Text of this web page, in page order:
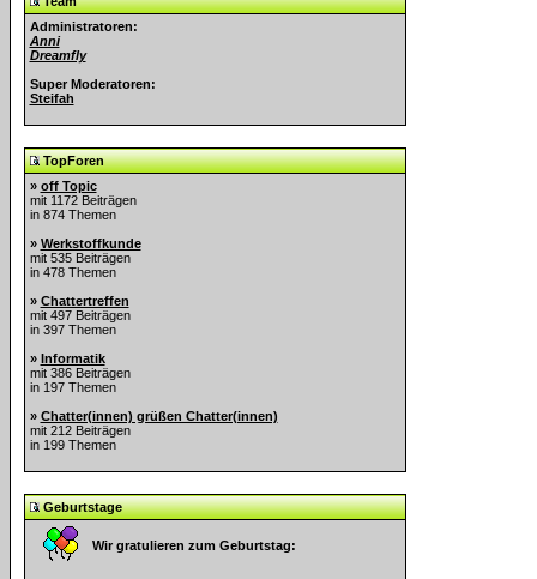
Administratoren:
Anni
Dreamfly
Super Moderatoren:
Steifah
TopForen
» off Topic
mit 1172 Beiträgen
in 874 Themen
» Werkstoffkunde
mit 535 Beiträgen
in 478 Themen
» Chattertreffen
mit 497 Beiträgen
in 397 Themen
» Informatik
mit 386 Beiträgen
in 197 Themen
» Chatter(innen) grüßen Chatter(innen)
mit 212 Beiträgen
in 199 Themen
Geburtstage
Wir gratulieren zum Geburtstag: